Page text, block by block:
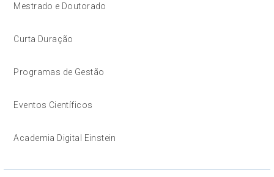
Mestrado e Doutorado
Curta Duração
Programas de Gestão
Eventos Científicos
Academia Digital Einstein